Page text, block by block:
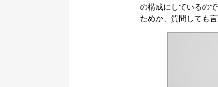
の構成にしているの
ためか、質問しても